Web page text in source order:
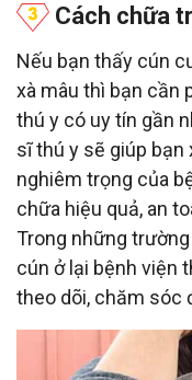
Cách chữa
Nếu bạn thấy cún
xà mâu thì bạn cần
thú y có uy tín gần
sĩ thú y sẽ giúp
nghiêm trọng của
chữa hiệu quả, an
Trong những
cún ở lại bệnh viện
theo dõi, chăm sóc